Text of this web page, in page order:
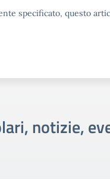
specificato, questo
notizie,